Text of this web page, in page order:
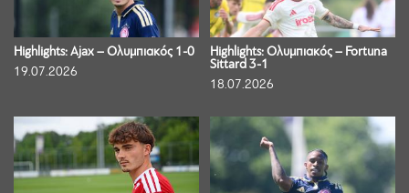
Highlights: Ajax – Ολυμπιακός 1-0
19.07.2026
Highlights: Ολυμπιακός – Fortuna
Sittard 3-1
18.07.2026